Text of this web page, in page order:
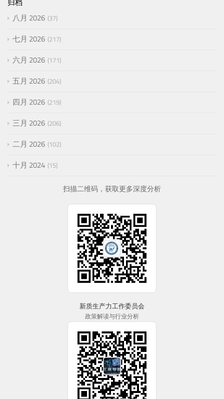
归档
八月 2026 37
七月 2026 217
六月 2026 171
五月 2026 204
四月 2026 219
三月 2026 206
二月 2026 102
十月 2024 15
扫描二维码，获取更多深度分析
新质生产力工作委员会
政策解读与行业分析